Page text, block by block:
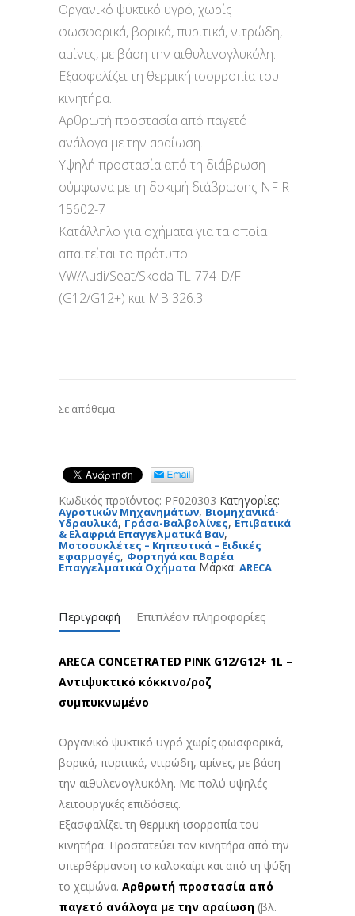
Οργανικό ψυκτικό υγρό, χωρίς
φωσφορικά, βορικά, πυριτικά, νιτρώδη,
αμίνες, με βάση την αιθυλενογλυκόλη.
Εξασφαλίζει τη θερμική ισορροπία του
κινητήρα.
Αρθρωτή προστασία από παγετό
ανάλογα με την αραίωση.
Υψηλή προστασία από τη διάβρωση
σύμφωνα με τη δοκιμή διάβρωσης NF R
15602-7
Κατάλληλο για οχήματα για τα οποία
απαιτείται το πρότυπο
VW/Audi/Seat/Skoda TL-774-D/F
(G12/G12+) και MB 326.3
Σε απόθεμα
Κωδικός προϊόντος: PF020303 Κατηγορίες:
Αγροτικών Μηχανημάτων, Βιομηχανικά-
Υδραυλικά, Γράσα-Βαλβολίνες, Επιβατικά
& Ελαφριά Επαγγελματικά Βαν,
Μοτοσυκλέτες – Κηπευτικά – Ειδικές
εφαρμογές, Φορτηγά και Βαρέα
Επαγγελματικά Οχήματα Μάρκα: ARECA
Περιγραφή Επιπλέον πληροφορίες
ARECA CONCETRATED PINK G12/G12+ 1L –
Αντιψυκτικό κόκκινο/ροζ
συμπυκνωμένο
Οργανικό ψυκτικό υγρό χωρίς φωσφορικά,
βορικά, πυριτικά, νιτρώδη, αμίνες, με βάση
την αιθυλενογλυκόλη. Με πολύ υψηλές
λειτουργικές επιδόσεις.
Εξασφαλίζει τη θερμική ισορροπία του
κινητήρα. Προστατεύει τον κινητήρα από την
υπερθέρμανση το καλοκαίρι και από τη ψύξη
το χειμώνα. Αρθρωτή προστασία από
παγετό ανάλογα με την αραίωση (βλ.